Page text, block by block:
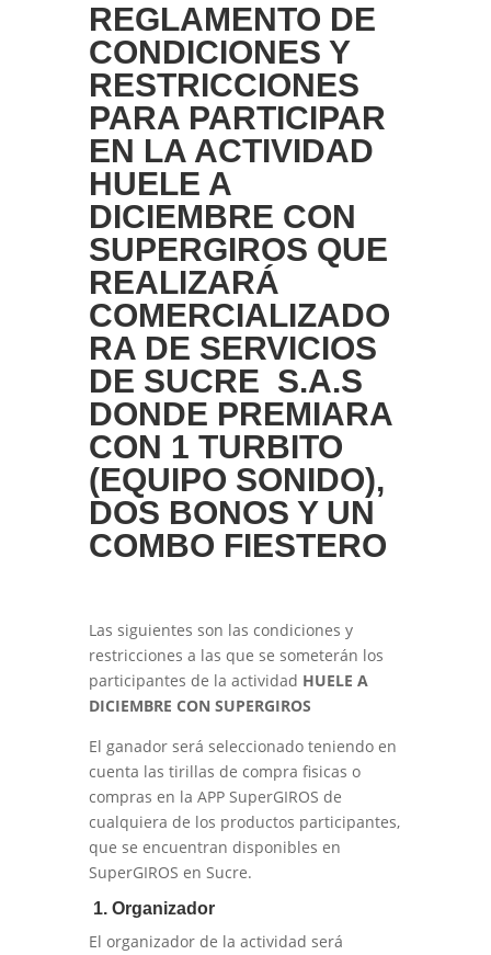
REGLAMENTO DE
CONDICIONES Y
RESTRICCIONES
PARA PARTICIPAR
EN LA ACTIVIDAD
HUELE A
DICIEMBRE CON
SUPERGIROS QUE
REALIZARÁ
COMERCIALIZADO
RA DE SERVICIOS
DE SUCRE S.A.S
DONDE PREMIARA
CON 1 TURBITO
(EQUIPO SONIDO),
DOS BONOS Y UN
COMBO FIESTERO
Las siguientes son las condiciones y
restricciones a las que se someterán los
participantes de la actividad HUELE A
DICIEMBRE CON SUPERGIROS
El ganador será seleccionado teniendo en
cuenta las tirillas de compra fisicas o
compras en la APP SuperGIROS de
cualquiera de los productos participantes,
que se encuentran disponibles en
SuperGIROS en Sucre.
1. Organizador
El organizador de la actividad será